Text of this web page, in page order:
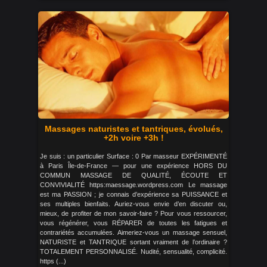
Massages naturistes et tantriques, évolués,
+2h voire +3h !
Je suis : un particulier Surface : 0 Par masseur EXPÉRIMENTÉ
à Paris Île-de-France — pour une expérience HORS DU
COMMUN MASSAGE DE QUALITÉ, ÉCOUTE ET
CONVIVIALITÉ https:maessage.wordpress.com Le massage
est ma PASSION ; je connais d’expérience sa PUISSANCE et
ses multiples bienfaits. Auriez-vous envie d’en discuter ou,
mieux, de profiter de mon savoir-faire ? Pour vous ressourcer,
vous régénérer, vous RÉPARER de toutes les fatigues et
contrariétés accumulées. Aimeriez-vous un massage sensuel,
NATURISTE et TANTRIQUE sortant vraiment de l’ordinaire ?
TOTALEMENT PERSONNALISÉ. Nudité, sensualité, complicité.
https (...)